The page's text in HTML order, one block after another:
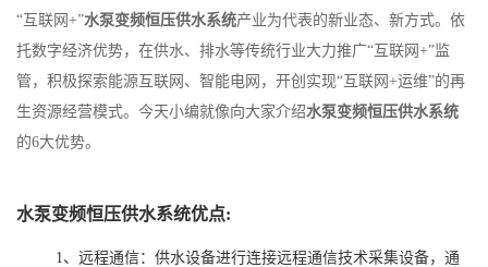
“互联网+”水泵变频恒压供水系统产业为代表的新业态、新方式。依
托数字经济优势，在供水、排水等传统行业大力推广“互联网+”监
管，积极探索能源互联网、智能电网，开创实现“互联网+运维”的再
生资源经营模式。今天小编就像向大家介绍水泵变频恒压供水系统
的6大优势。
水泵变频恒压供水系统优点:
1、远程通信：供水设备进行连接远程通信技术采集设备，通